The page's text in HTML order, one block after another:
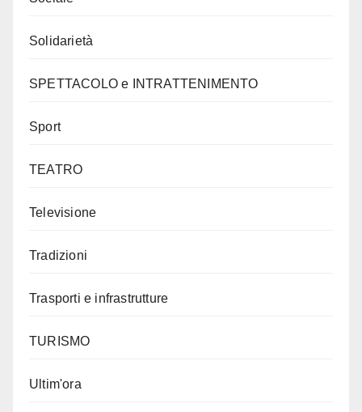
Solidarietà
SPETTACOLO e INTRATTENIMENTO
Sport
TEATRO
Televisione
Tradizioni
Trasporti e infrastrutture
TURISMO
Ultim'ora